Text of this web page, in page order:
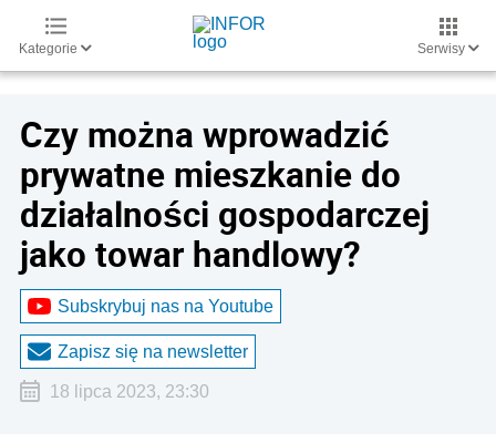
Kategorie Serwisy
Czy można wprowadzić
prywatne mieszkanie do
działalności gospodarczej
jako towar handlowy?
Subskrybuj nas na Youtube
Zapisz się na newsletter
18 lipca 2023, 23:30